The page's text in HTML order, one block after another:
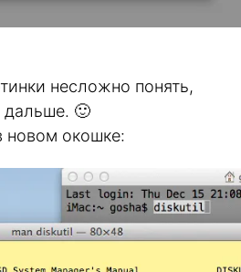
несложно понять,
дальше. 🙂
новом окошке: